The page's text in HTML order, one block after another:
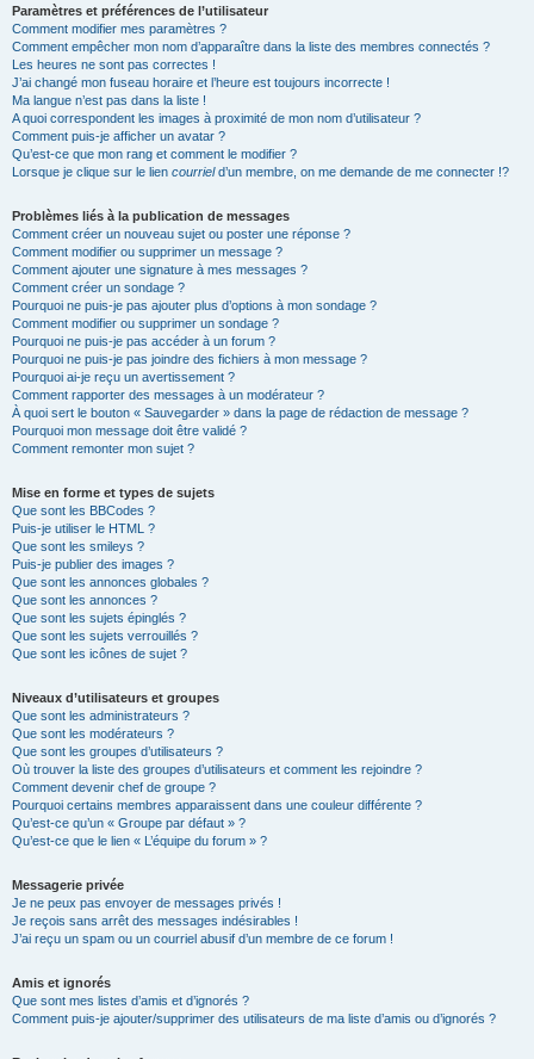
Paramètres et préférences de l’utilisateur
Comment modifier mes paramètres ?
Comment empêcher mon nom d’apparaître dans la liste des membres connectés ?
Les heures ne sont pas correctes !
J’ai changé mon fuseau horaire et l’heure est toujours incorrecte !
Ma langue n’est pas dans la liste !
A quoi correspondent les images à proximité de mon nom d’utilisateur ?
Comment puis-je afficher un avatar ?
Qu’est-ce que mon rang et comment le modifier ?
Lorsque je clique sur le lien courrield’un membre, on me demande de me connecter !?
Problèmes liés à la publication de messages
Comment créer un nouveau sujet ou poster une réponse ?
Comment modifier ou supprimer un message ?
Comment ajouter une signature à mes messages ?
Comment créer un sondage ?
Pourquoi ne puis-je pas ajouter plus d’options à mon sondage ?
Comment modifier ou supprimer un sondage ?
Pourquoi ne puis-je pas accéder à un forum ?
Pourquoi ne puis-je pas joindre des fichiers à mon message ?
Pourquoi ai-je reçu un avertissement ?
Comment rapporter des messages à un modérateur ?
À quoi sert le bouton « Sauvegarder » dans la page de rédaction de message ?
Pourquoi mon message doit être validé ?
Comment remonter mon sujet ?
Mise en forme et types de sujets
Que sont les BBCodes ?
Puis-je utiliser le HTML ?
Que sont les smileys ?
Puis-je publier des images ?
Que sont les annonces globales ?
Que sont les annonces ?
Que sont les sujets épinglés ?
Que sont les sujets verrouillés ?
Que sont les icônes de sujet ?
Niveaux d’utilisateurs et groupes
Que sont les administrateurs ?
Que sont les modérateurs ?
Que sont les groupes d’utilisateurs ?
Où trouver la liste des groupes d’utilisateurs et comment les rejoindre ?
Comment devenir chef de groupe ?
Pourquoi certains membres apparaissent dans une couleur différente ?
Qu’est-ce qu’un « Groupe par défaut » ?
Qu’est-ce que le lien « L’équipe du forum » ?
Messagerie privée
Je ne peux pas envoyer de messages privés !
Je reçois sans arrêt des messages indésirables !
J’ai reçu un spam ou un courriel abusif d’un membre de ce forum !
Amis et ignorés
Que sont mes listes d’amis et d’ignorés ?
Comment puis-je ajouter/supprimer des utilisateurs de ma liste d’amis ou d’ignorés ?